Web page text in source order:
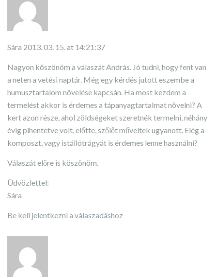
Sára 2013. 03. 15. at 14:21:37
Nagyon köszönöm a válaszát András. Jó tudni, hogy fent van
a neten a vetési naptár. Még egy kérdés jutott eszembe a
humusztartalom növelése kapcsán. Ha most kezdem a
termelést akkor is érdemes a tápanyagtartalmat növelni? A
kert azon része, ahol zöldségeket szeretnék termelni, néhány
évig pihentetve volt, előtte, szőlőt műveltek ugyanott. Elég a
komposzt, vagy istállótrágyát is érdemes lenne használni?
Válaszát előre is köszönöm.
Üdvözlettel:
Sára
Be kell jelentkezni a válaszadáshoz